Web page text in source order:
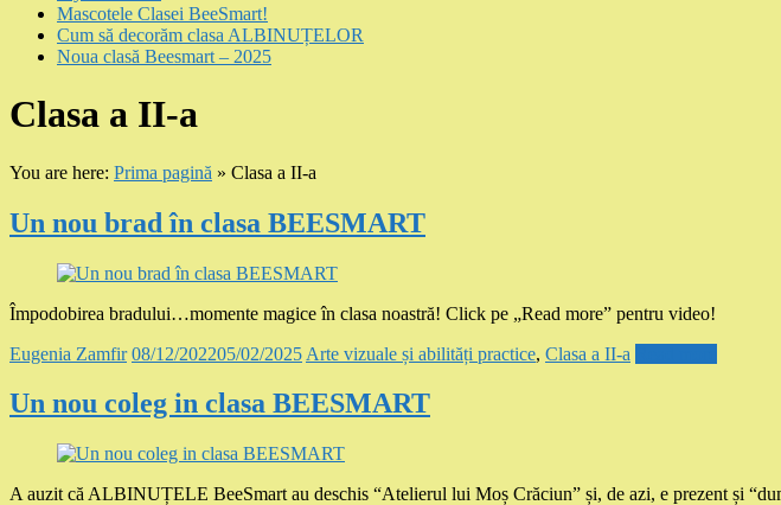
Mascotele Clasei BeeSmart!
Cum să decorăm clasa ALBINUȚELOR
Noua clasă Beesmart – 2025
Clasa a II-a
You are here: Prima pagină » Clasa a II-a
Un nou brad în clasa BEESMART
Împodobirea bradului…momente magice în clasa noastră! Click pe „Read more” pentru video!
Eugenia Zamfir 08/12/202205/02/2025 Arte vizuale și abilități practice, Clasa a II-a
Un nou coleg in clasa BEESMART
A auzit că ALBINUȚELE BeeSmart au deschis “Atelierul lui Moș Crăciun” și, de azi, e prezent și